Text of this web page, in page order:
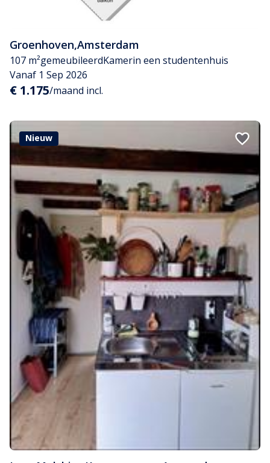
Groenhoven,Amsterdam
107 m²gemeubileerdKamerin een studentenhuis
Vanaf 1 Sep 2026
€ 1.175/maand incl.
Nieuw